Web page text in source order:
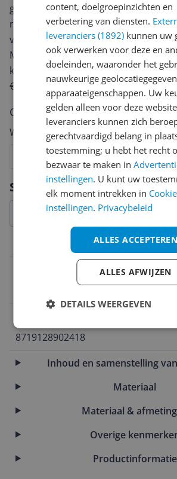
Specificaties
Model
8719128902418
Inhoud en samenstelling
Materiaal
Materiaal &
Overige
Productinformatie
geven? Start dan hieronder met het
review. Afhankelijk van de details
van een review gemiddeld tussen de
Met jouw mening help je andere
keuze te maken én maak je iedere
€250,-!
Klik hier voor de
Cijfer
Welk cijfer geef jij dit product?
7
6
5
4
3
2
Vraag 1 van 4
content, doelgroepinzichten en
verbetering van diensten.
leveranciers (1892) kunnen uw
ook verwerken voor deze en
doeleinden, waaronder het
nauwkeurige
apparaateigenschappen. Uw
gelden alleen voor deze
leveranciers kunnen zich
gerechtvaardigd belang in
toestemming; u hebt het recht
bezwaar te maken in
instellingen. U kunt uw
elk moment intrekken in
instellingen. Privacybeleid
ALLES ACCEPTEREN
ALLES AFWIJZEN
DETAILS WEERGEVEN